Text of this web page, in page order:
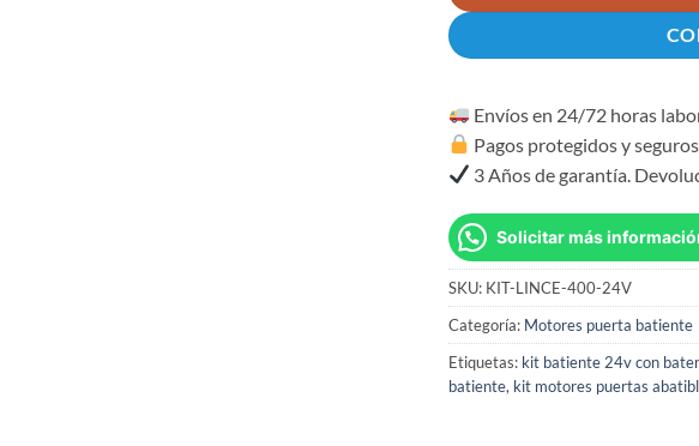
Envíos en 24/72 horas
Pagos protegidos y seguros
3 Años de garantía.
Solicitar más
SKU: KIT-LINCE-400-24V
Categoría: Motores puerta batiente
Etiquetas: kit batiente 24v con
batiente, kit motores puertas